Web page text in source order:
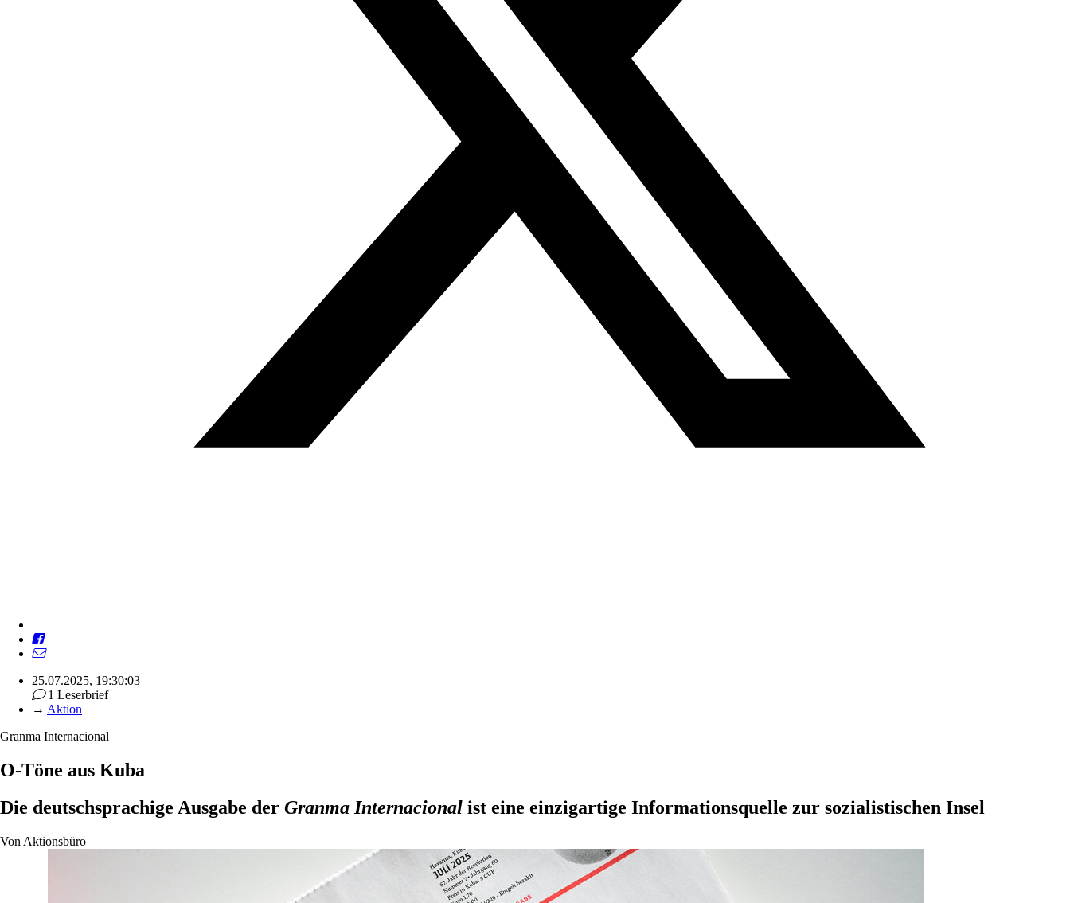
25.07.2025, 19:30:03
1 Leserbrief
→ Aktion
Granma Internacional
O-Töne aus Kuba
Die deutschsprachige Ausgabe der Granma Internacional ist eine einzigartige Informationsquelle zur sozialistischen Insel
Von Aktionsbüro